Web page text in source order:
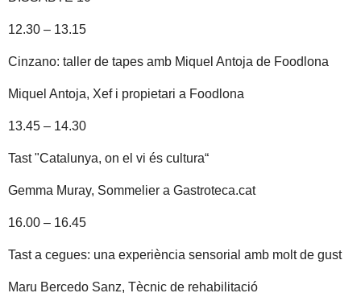
12.30 – 13.15
Cinzano: taller de tapes amb Miquel Antoja de Foodlona
Miquel Antoja, Xef i propietari a Foodlona
13.45 – 14.30
Tast "Catalunya, on el vi és cultura“
Gemma Muray, Sommelier a Gastroteca.cat
16.00 – 16.45
Tast a cegues: una experiència sensorial amb molt de gust
Maru Bercedo Sanz, Tècnic de rehabilitació